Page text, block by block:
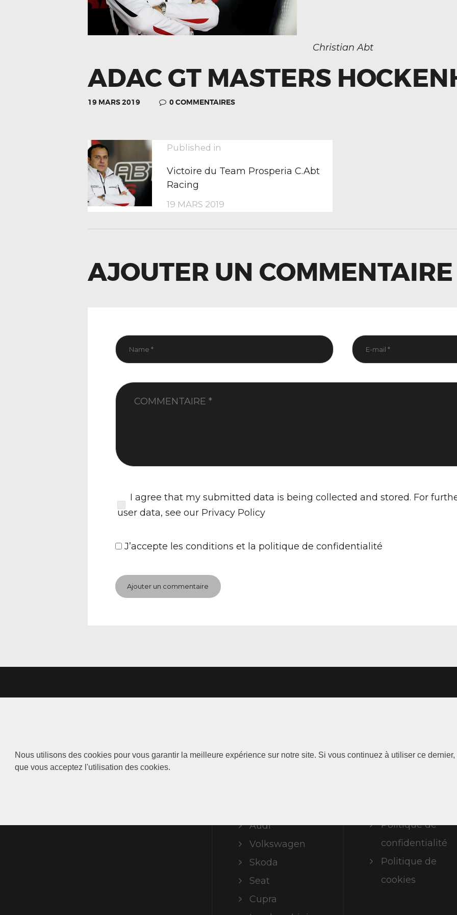
Nous utilisons des cookies pour vous garantir la meilleure expérience sur notre site. Si vous continuez à utiliser ce
que vous acceptez l'utilisation des cookies.
Christian Abt
ADAC GT MASTERS
19 MARS 2019 0 COMMENTAIRES
NAVIGATION
DE
L’ARTICLE
Published in
Victoire du Team Prosperia C.Abt
Racing
19 MARS 2019
AJOUTER UN COMMENTAIRE
I agree that my submitted data is being collected and stored. For
user data, see our Privacy Policy
J’accepte les conditions et la politique de confidentialité
Audi
Volkswagen
Skoda
Seat
Cupra
Politique de
confidentialité
Politique de
cookies